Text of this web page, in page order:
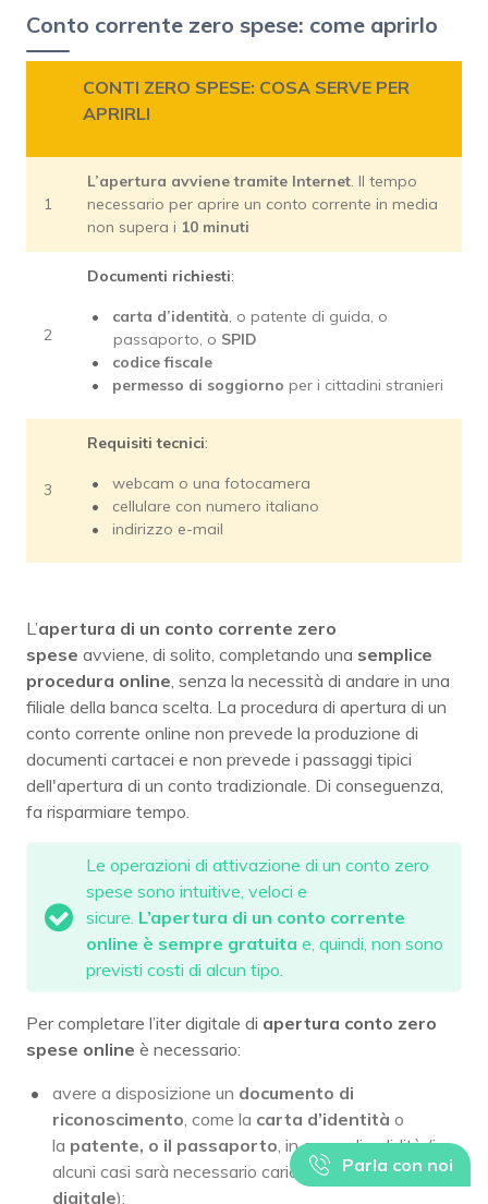
Conto corrente zero spese: come aprirlo
CONTI ZERO SPESE: COSA SERVE PER
APRIRLI
1
L’apertura avviene tramite Internet. Il tempo
necessario per aprire un conto corrente in media
non supera i 10 minuti
2
Documenti richiesti:
carta d’identità, o patente di guida, o
passaporto, o SPID
codice fiscale
permesso di soggiorno per i cittadini stranieri
3
Requisiti tecnici:
webcam o una fotocamera
cellulare con numero italiano
indirizzo e-mail
L’apertura di un conto corrente zero
spese avviene, di solito, completando una semplice
procedura online, senza la necessità di andare in una
filiale della banca scelta. La procedura di apertura di un
conto corrente online non prevede la produzione di
documenti cartacei e non prevede i passaggi tipici
dell'apertura di un conto tradizionale. Di conseguenza,
fa risparmiare tempo.
Le operazioni di attivazione di un conto zero
spese sono intuitive, veloci e
sicure. L’apertura di un conto corrente
online è sempre gratuita e, quindi, non sono
previsti costi di alcun tipo.
Per completare l’iter digitale di apertura conto zero
spese online è necessario:
avere a disposizione un documento di
riconoscimento, come la carta d’identità o
la patente, o il passaporto, in corso di validità (in
alcuni casi sarà necessario caricare unacopia
digitale);
Parla con noi